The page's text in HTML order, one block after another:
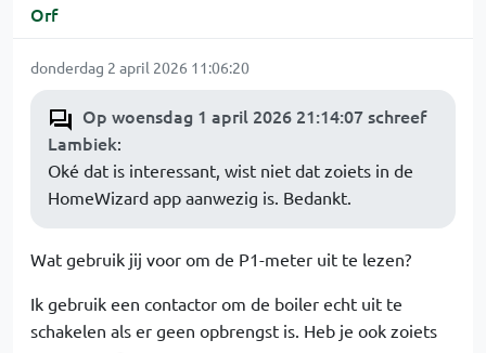
Orf
donderdag 2 april 2026 11:06:20
Op woensdag 1 april 2026 21:14:07 schreef
Lambiek:
Oké dat is interessant, wist niet dat zoiets in de
HomeWizard app aanwezig is. Bedankt.
Wat gebruik jij voor om de P1-meter uit te lezen?
Ik gebruik een contactor om de boiler echt uit te
schakelen als er geen opbrengst is. Heb je ook zoiets